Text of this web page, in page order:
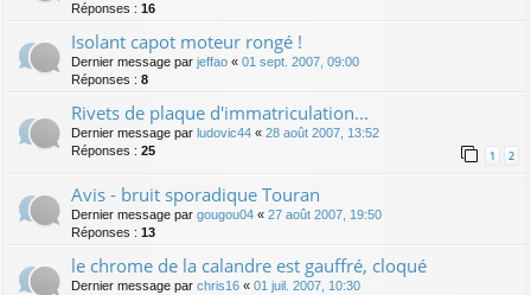
Réponses : 16
Isolant capot moteur rongé !
Dernier message par jeffao « 01 sept. 2007, 09:00
Réponses : 8
Rivets de plaque d'immatriculation...
Dernier message par ludovic44 « 28 août 2007, 13:52
Réponses : 25 1 2
Avis - bruit sporadique Touran
Dernier message par gougou04 « 27 août 2007, 19:50
Réponses : 13
le chrome de la calandre est gauffré, cloqué
Dernier message par chris16 « 01 juil. 2007, 10:30